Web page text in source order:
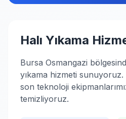
Halı Yıkama
Bursa Osmangazi
yıkama hizmeti sunuyoruz.
son teknoloji
temizliyoruz.